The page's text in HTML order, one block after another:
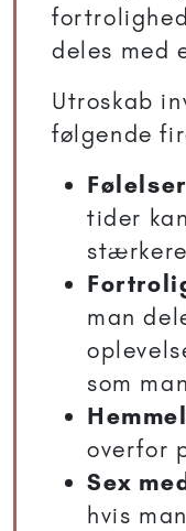
deles med
Utroskab
følgende
tider
man
som
overfor
Sex
hvis